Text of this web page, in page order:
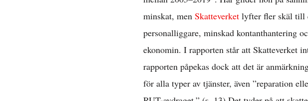
minskat, men Skatteverket lyfter fler skäl till
personalliggare, minskad kontanthantering
ekonomin. I rapporten står att Skatteverket
rapporten påpekas dock att det är
för alla typer av tjänster, även ”reparation